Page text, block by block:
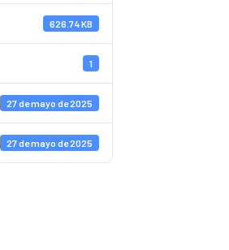
626.74 KB
1
27 de mayo de 2025
27 de mayo de 2025